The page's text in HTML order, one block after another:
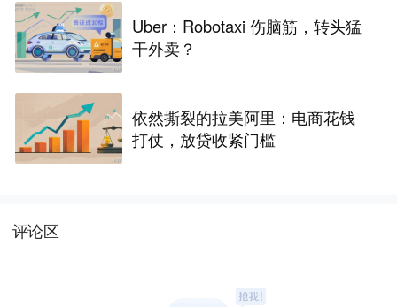
Uber：Robotaxi 伤脑筋，转头猛
干外卖？
依然撕裂的拉美阿里：电商花钱
打仗，放贷收紧门槛
评论区